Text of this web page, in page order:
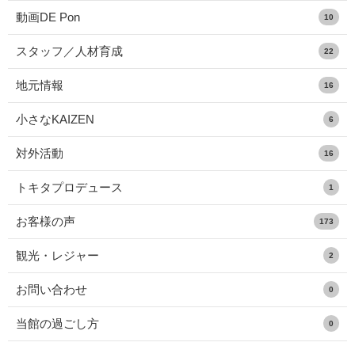
動画DE Pon 10
スタッフ／人材育成 22
地元情報 16
小さなKAIZEN 6
対外活動 16
トキタプロデュース 1
お客様の声 173
観光・レジャー 2
お問い合わせ 0
当館の過ごし方 0